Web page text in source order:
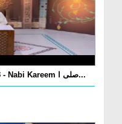
Dars e Bukhari Shareef Ep 113 - Nabi Kareem صلی ا...